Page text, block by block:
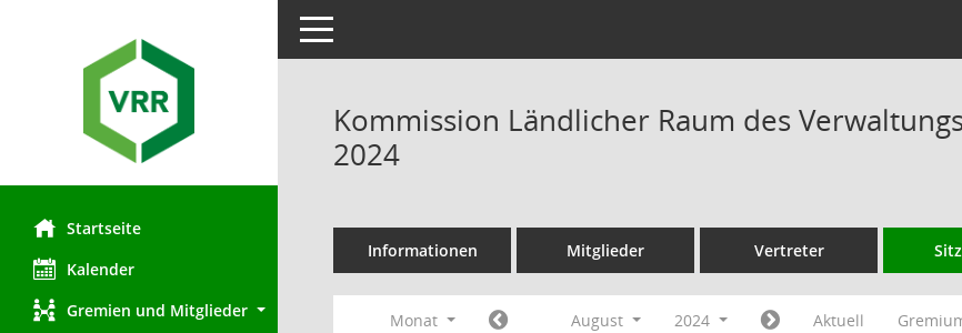
Startseite
Kalender
Gremien und Mitglieder
Toggle navigation
Kommission Ländlicher Raum des
2024
Informationen Mitglieder Vertreter
Monat August 2024 Aktuell